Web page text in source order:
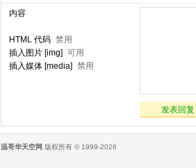
内容
HTML 代码 禁用
插入图片 [img] 可用
插入媒体 [media] 禁用
发表回复
温哥华天空网 版权所有 © 1999-2026